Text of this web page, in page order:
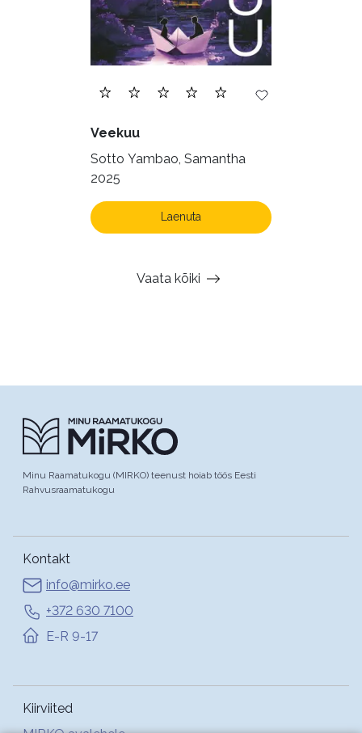
Veekuu
Sotto Yambao, Samantha
2025
Laenuta
Vaata kõiki
Minu Raamatukogu (MIRKO) teenust hoiab töös Eesti
Rahvusraamatukogu
Kontakt
info@mirko.ee
+372 630 7100
E-R 9-17
Kiirviited